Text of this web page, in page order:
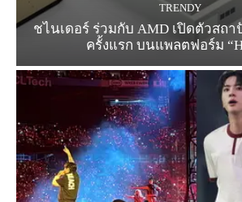
TRENDY
ชไนเดอร์ ร่วมกับ AMD เปิดตัวสถา
ครั้งแรก บนแพลตฟอร์ม